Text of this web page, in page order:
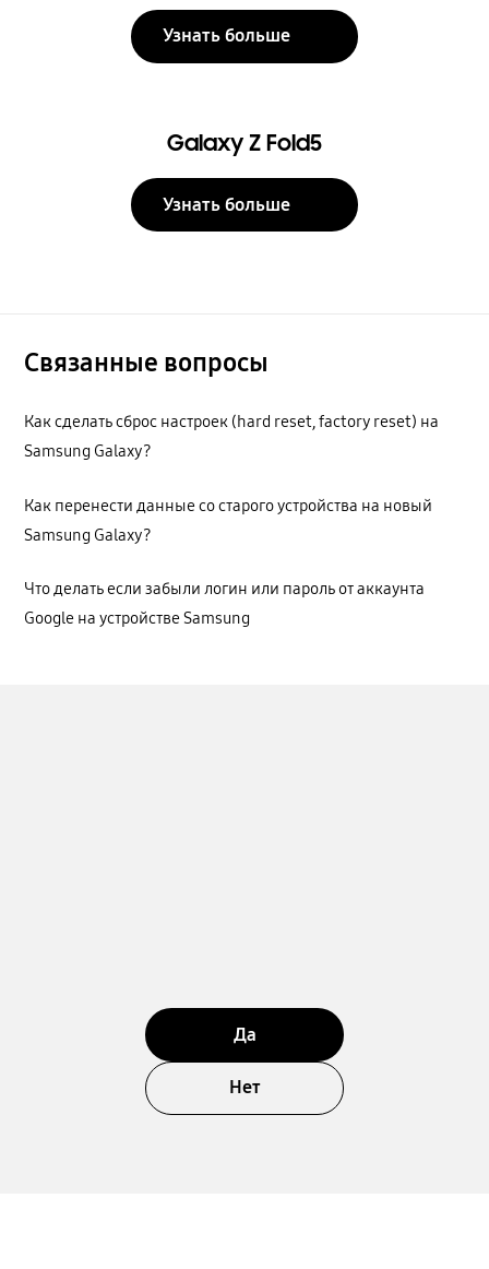
Узнать больше
Galaxy Z Fold5
Узнать больше
Связанные вопросы
Как сделать сброс настроек (hard reset, factory reset) на
Samsung Galaxy?
Как перенести данные со старого устройства на новый
Samsung Galaxy?
Что делать если забыли логин или пароль от аккаунта
Google на устройстве Samsung
Да
Нет